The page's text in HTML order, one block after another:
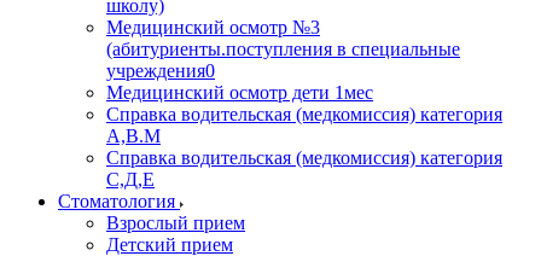
школу)
Медицинский осмотр №3
(абитуриенты.поступления в специальные
учреждения0
Медицинский осмотр дети 1мес
Справка водительская (медкомиссия) категория
А,В.М
Справка водительская (медкомиссия) категория
С,Д,Е
Стоматология
Взрослый прием
Детский прием